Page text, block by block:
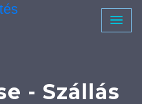
- Szállás